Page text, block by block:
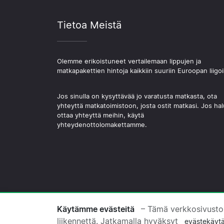
Tietoa Meistä
Olemme erikoistuneet vertailemaan lippujen ja
matkapakettien hintoja kaikkiin suuriin Euroopan
Jos sinulla on kysyttävää jo varatusta matkasta, ota
yhteyttä matkatoimistoon, josta ostit matkasi. Jos
ottaa yhteyttä meihin, käytä
yhteydenottolomakettamme.
© 2026 Copyright
Käytämme evästeitä
– Tämä
liikennettä. Jatkamalla hyväksyt